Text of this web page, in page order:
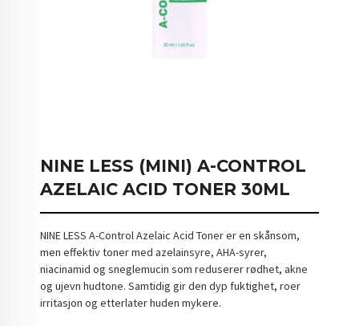
NINE LESS (MINI) A-CONTROL
AZELAIC ACID TONER 30ML
NINE LESS A-Control Azelaic Acid Toner er en skånsom,
men effektiv toner med azelainsyre, AHA-syrer,
niacinamid og sneglemucin som reduserer rødhet, akne
og ujevn hudtone. Samtidig gir den dyp fuktighet, roer
irritasjon og etterlater huden mykere.